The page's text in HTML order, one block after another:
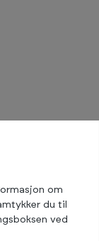
om
du til
ved